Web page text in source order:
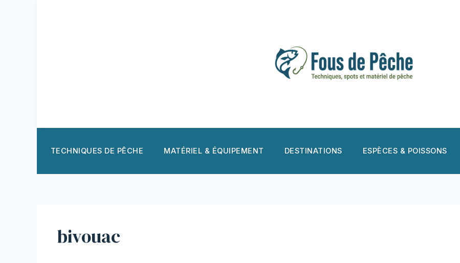
TECHNIQUES DE PÊCHE MATÉRIEL & ÉQUIPEMENT DESTINATIONS ESPÈCES & POISSONS
bivouac